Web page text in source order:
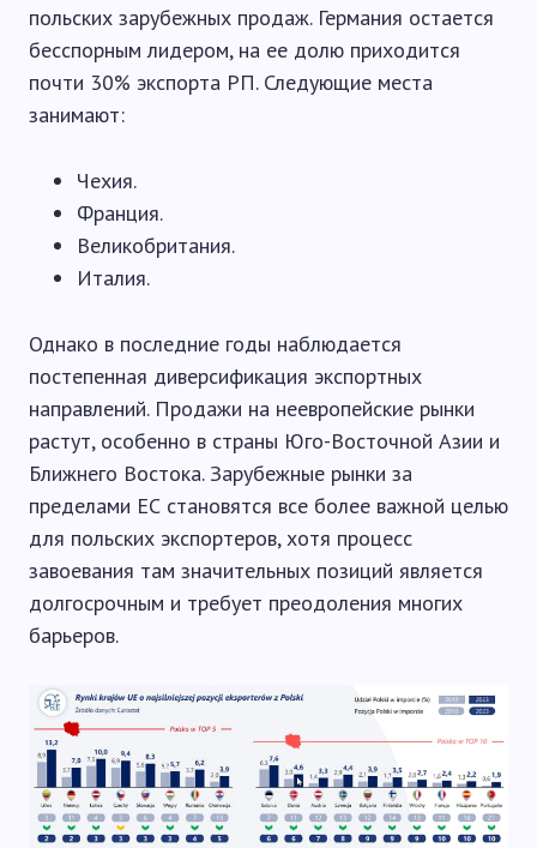
польских зарубежных продаж. Германия остается
бесспорным лидером, на ее долю приходится
почти 30% экспорта РП. Следующие места
занимают:
Чехия.
Франция.
Великобритания.
Италия.
Однако в последние годы наблюдается
постепенная диверсификация экспортных
направлений. Продажи на неевропейские рынки
растут, особенно в страны Юго-Восточной Азии и
Ближнего Востока. Зарубежные рынки за
пределами ЕС становятся все более важной целью
для польских экспортеров, хотя процесс
завоевания там значительных позиций является
долгосрочным и требует преодоления многих
барьеров.